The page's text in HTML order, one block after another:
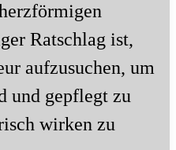
Ratschlag ist,
aufzusuchen, um
und gepflegt zu
wirken zu